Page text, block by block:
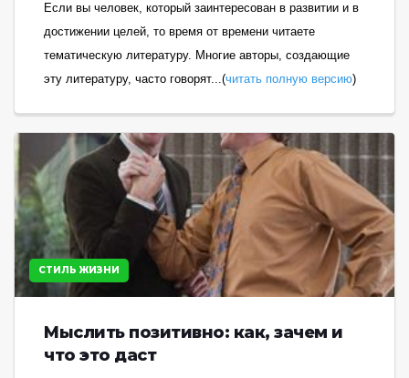
Если вы человек, который заинтересован в развитии и в
достижении целей, то время от времени читаете
тематическую литературу. Многие авторы, создающие
эту литературу, часто говорят...(читать полную версию)
СТИЛЬ ЖИЗНИ
Мыслить позитивно: как, зачем и
что это даст